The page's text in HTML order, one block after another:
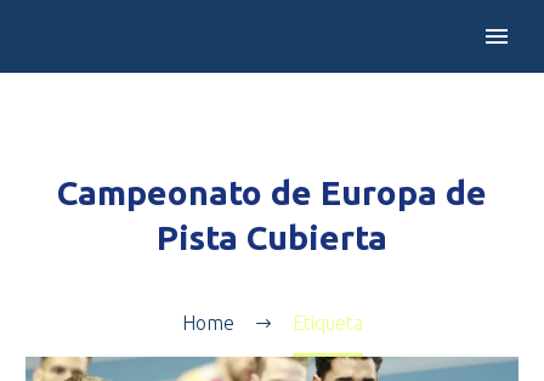
Campeonato de Europa de
Pista Cubierta
Home Etiqueta